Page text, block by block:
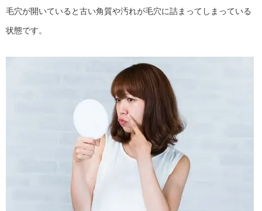
毛穴が開いていると古い角質や汚れが毛穴に詰まってしまっている
状態です。